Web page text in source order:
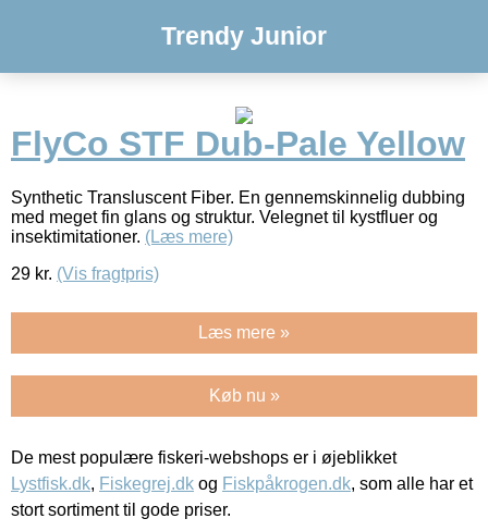
Trendy Junior
FlyCo STF Dub-Pale Yellow
Synthetic Transluscent Fiber. En gennemskinnelig dubbing
med meget fin glans og struktur. Velegnet til kystfluer og
insektimitationer. (Læs mere)
29 kr. (Vis fragtpris)
Læs mere »
Køb nu »
De mest populære fiskeri-webshops er i øjeblikket
Lystfisk.dk, Fiskegrej.dk og Fiskpåkrogen.dk, som alle har et
stort sortiment til gode priser.